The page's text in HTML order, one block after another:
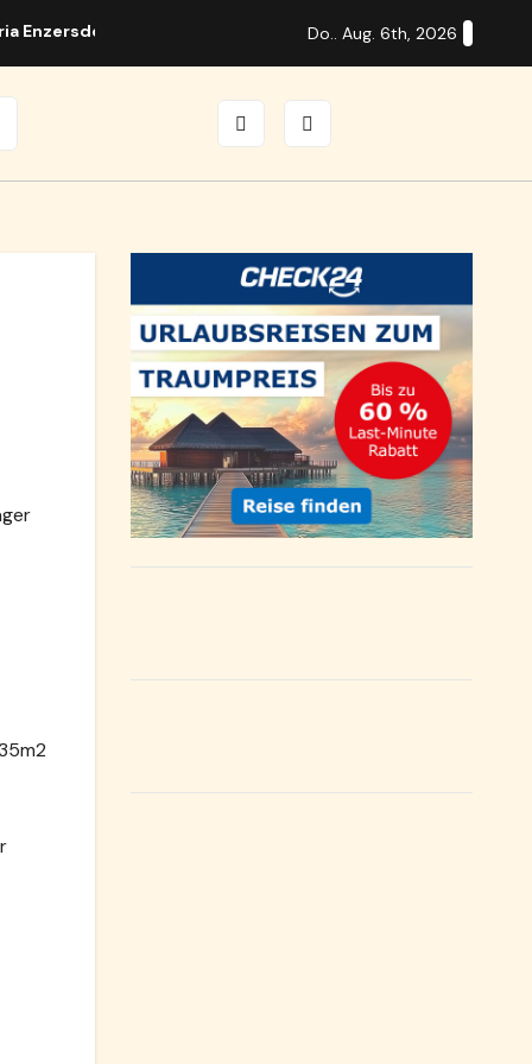
Enzersdorf Guitar Days in Brunn mit internationalen
Do.. Aug. 6th, 2026